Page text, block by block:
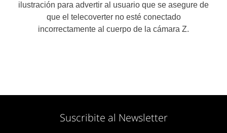
ilustración para advertir al usuario que se asegure de
que el telecoverter no esté conectado
incorrectamente al cuerpo de la cámara Z.
Suscribite al Newsletter